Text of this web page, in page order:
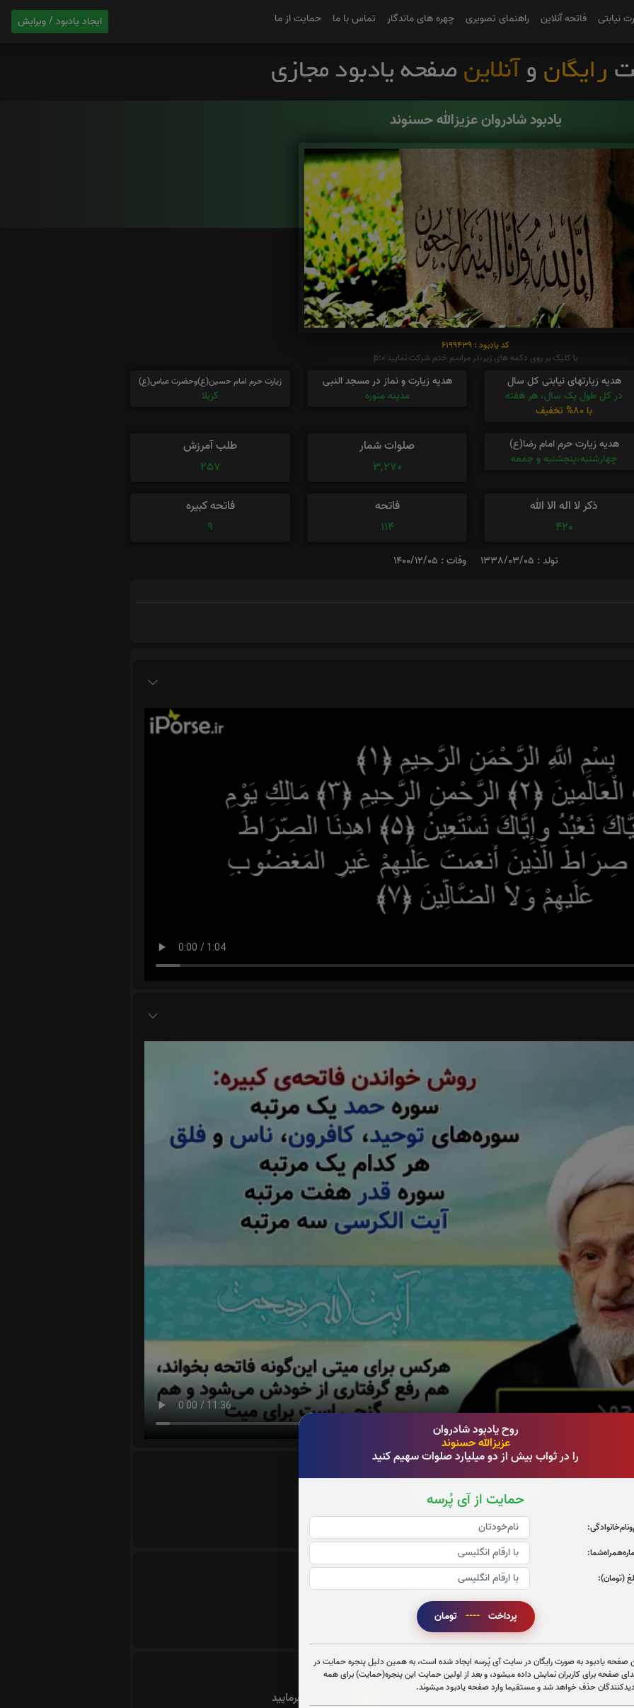
ایجاد یادبود / ویرایش نیابتی فاتحه آنلاین راهنمای تصویری چهره های ماندگار تماس با ما حمایت از ما
روح یادبود شادروان
عزیزالله حسنوند
را در ثواب بیش از دو میلیارد صلوات سهیم کنید
حمایت از آی پُرسه
(تومان):
پرداخت ---- تومان
صفحه یادبود به صورت رایگان در سایت آی پُرسه ایجاد شده است، به همین دلیل پنجره حمایت در
صفحه برای کاربران نمایش داده میشود، و بعد از اولین حمایت این پنجره(حمایت) برای همه
حذف خواهد شد و مستقیما وارد صفحه یادبود میشوند.
یادبود شادروان عزیزالله حسنوند
کد یادبود : 6199439
با کلیک بر روی دکمه های زیر،در مراسم ختم شرکت نمایید p:0
هدیه زیارتهای نیابتی کل سال
در کل طول یک سال، هر هفته
با 80% تخفیف
هدیه زیارت و نماز در مسجد النبی
مدینه منوره
زیارت حرم امام حسین(ع)وحضرت عباس(ع)
کربلا
هدیه زیارت حرم امام رضا(ع)
چهارشنبه،پنجشنبه و جمعه
صلوات شمار
3,270
طلب آمرزش
257
ذکر لا اله الا الله
420
فاتحه
114
فاتحه کبیره
9
تولد : 1338/03/05 وفات : 1400/12/05
قرائت سوره یاسین را تقبل میکنم
تعداد دفعات ختم قران: 0
بار
ختم قرآن کریم پیشنهاد میشود حضرتعالی جزء شماره
را قرائت بفرمایید